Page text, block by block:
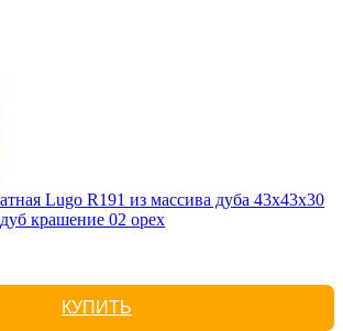
Lugo R191 из массива дуба 43х43х30
крашение 02 орех
КУПИТЬ